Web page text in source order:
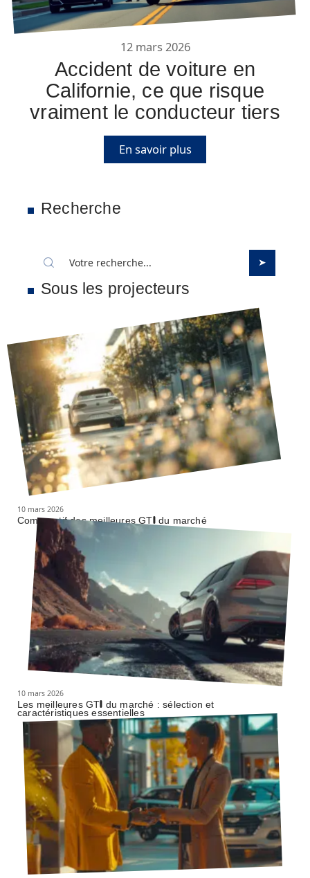
12 mars 2026
Accident de voiture en
Californie, ce que risque
vraiment le conducteur tiers
En savoir plus
Recherche
Sous les projecteurs
10 mars 2026
Comparatif des meilleures GTI du marché
10 mars 2026
Les meilleures GTI du marché : sélection et
caractéristiques essentielles